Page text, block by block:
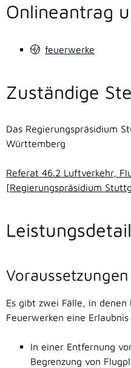
Onlineantrag
feuerwerke
Zuständige
Das Regierungspräsidium
Württemberg
Referat 46.2 Luftverkehr,
[Regierungspräsidium
Voraussetzungen
Es gibt zwei Fälle, in denen
Feuerwerken eine
In einer Entfernung
Begrenzung von